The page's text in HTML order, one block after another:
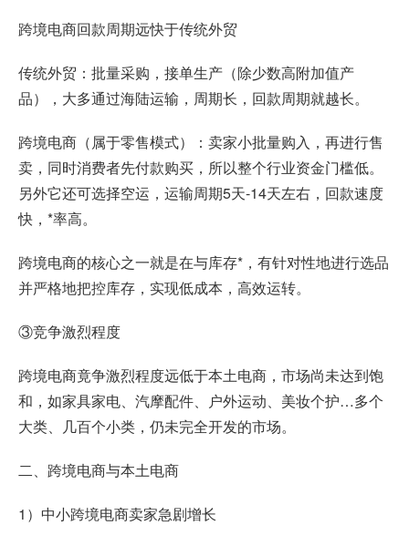
跨境电商回款周期远快于传统外贸
传统外贸：批量采购，接单生产（除少数高附加值产
品），大多通过海陆运输，周期长，回款周期就越长。
跨境电商（属于零售模式）：卖家小批量购入，再进行售
卖，同时消费者先付款购买，所以整个行业资金门槛低。
另外它还可选择空运，运输周期5天-14天左右，回款速度
快，*率高。
跨境电商的核心之一就是在与库存*，有针对性地进行选品
并严格地把控库存，实现低成本，高效运转。
③竞争激烈程度
跨境电商竟争激烈程度远低于本土电商，市场尚未达到饱
和，如家具家电、汽摩配件、户外运动、美妆个护…多个
大类、几百个小类，仍未完全开发的市场。
二、跨境电商与本土电商
1）中小跨境电商卖家急剧增长